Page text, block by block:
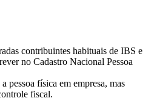
contribuintes habituais de IBS e
no Cadastro Nacional Pessoa
pessoa física em empresa, mas
fiscal.